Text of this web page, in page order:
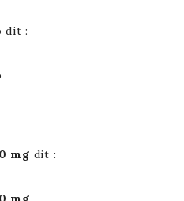
dit :
mg dit :